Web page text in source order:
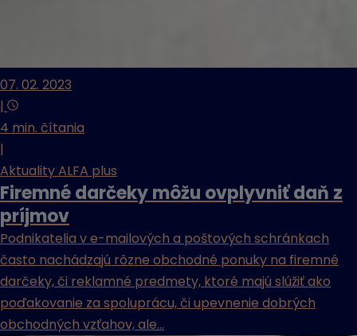
07. 02. 2023
|
4 min. čítania
|
Aktuality ALFA plus
Firemné darčeky môžu ovplyvniť daň z
príjmov
Podnikatelia v e-mailových a poštových schránkach
často nachádzajú rôzne obchodné ponuky na firemné
darčeky, či reklamné predmety, ktoré majú slúžiť ako
poďakovanie za spoluprácu, či upevnenie dobrých
obchodných vzťahov, ale...